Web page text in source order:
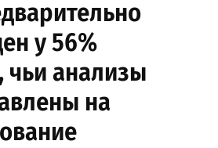
у 56%
чьи анализы
на